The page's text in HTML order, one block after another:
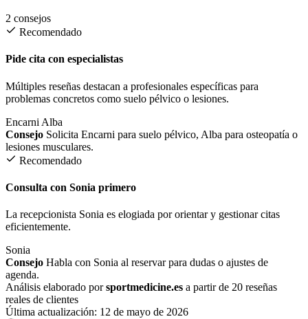
2 consejos
Recomendado
Pide cita con especialistas
Múltiples reseñas destacan a profesionales específicas para
problemas concretos como suelo pélvico o lesiones.
Encarni Alba
Consejo Solicita Encarni para suelo pélvico, Alba para osteopatía o
lesiones musculares.
Recomendado
Consulta con Sonia primero
La recepcionista Sonia es elogiada por orientar y gestionar citas
eficientemente.
Sonia
Consejo Habla con Sonia al reservar para dudas o ajustes de
agenda.
Análisis elaborado porsportmedicine.es a partir de 20 reseñas
reales de clientes
Última actualización: 12 de mayo de 2026